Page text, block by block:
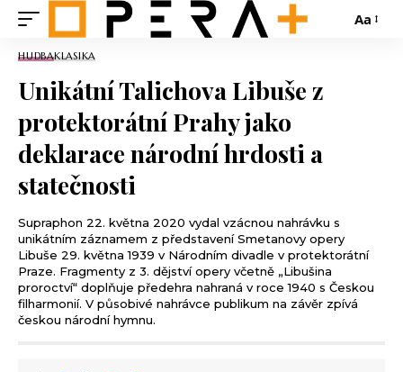
Aa
HUDBAKLASIKA
Unikátní Talichova Libuše z
protektorátní Prahy jako
deklarace národní hrdosti a
statečnosti
Supraphon 22. května 2020 vydal vzácnou nahrávku s
unikátním záznamem z představení Smetanovy opery
Libuše 29. května 1939 v Národním divadle v protektorátní
Praze. Fragmenty z 3. dějství opery včetně „Libušina
proroctví“ doplňuje předehra nahraná v roce 1940 s Českou
filharmonií. V působivé nahrávce publikum na závěr zpívá
českou národní hymnu.